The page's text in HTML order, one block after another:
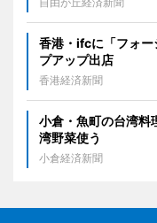
香港・ifcに「フォー
プアップ出店
香港経済新聞
小倉・魚町の台湾
湾野菜使う
小倉経済新聞